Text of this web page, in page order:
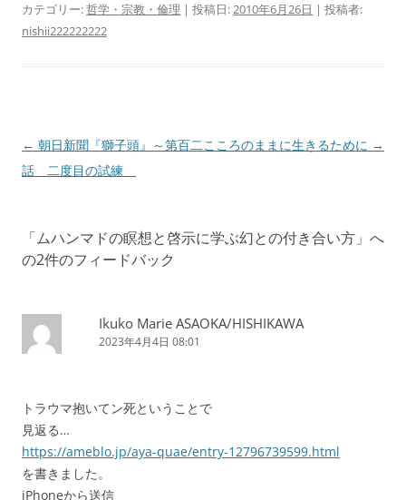
カテゴリー:哲学・宗教・倫理 | 投稿日:2010年6月26日 | 投稿者:
nishii222222222
投
稿
ー
ン
← 朝日新聞『獅子頭』～第百二
話 二度目の試練
こころのままに生きるために →
「ムハンマドの瞑想と啓示に学ぶ幻との付き合い方 」へ
の2件のフィードバック
Ikuko Marie ASAOKA/HISHIKAWA
2023年4月4日 08:01
トラウマ抱いてン死ということで
見返る…
https://ameblo.jp/aya-quae/entry-12796739599.html
を書きました。
iPhoneから送信